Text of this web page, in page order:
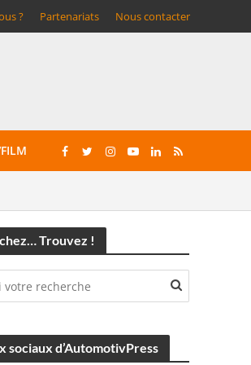
? Partenariats Nous contacter
Trouvez !
sociaux d’AutomotivPress